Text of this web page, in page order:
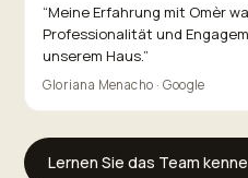
“Meine Erfahrung mit Omèr
Professionalität und
unserem Haus.”
Gloriana Menacho · Google
Lernen Sie das Team